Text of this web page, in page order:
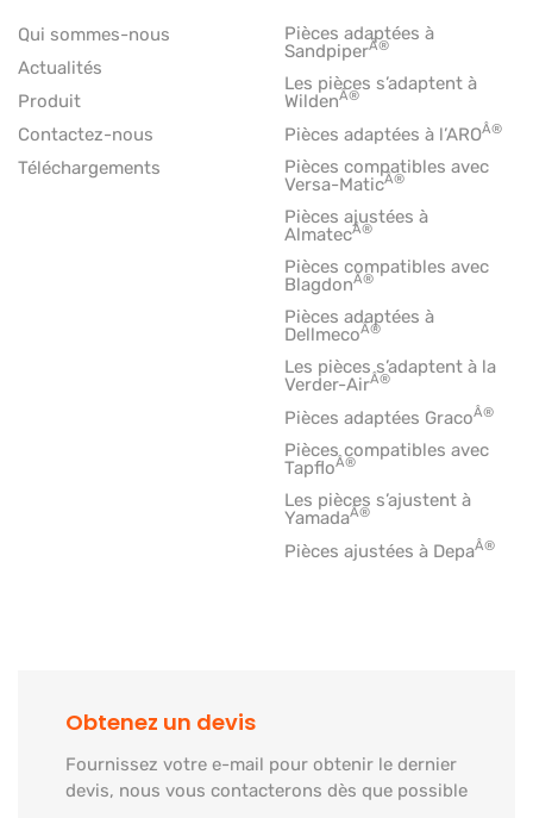
Qui sommes-nous
Actualités
Produit
Contactez-nous
Téléchargements
Pièces adaptées à
SandpiperÂ®
Les pièces s’adaptent à
WildenÂ®
Pièces adaptées à l’AROÂ®
Pièces compatibles avec
Versa-MaticÂ®
Pièces ajustées à
AlmatecÂ®
Pièces compatibles avec
BlagdonÂ®
Pièces adaptées à
DellmecoÂ®
Les pièces s’adaptent à la
Verder-AirÂ®
Pièces adaptées GracoÂ®
Pièces compatibles avec
TapfloÂ®
Les pièces s’ajustent à
YamadaÂ®
Pièces ajustées à DepaÂ®
Obtenez un devis
Fournissez votre e-mail pour obtenir le dernier
devis, nous vous contacterons dès que possible